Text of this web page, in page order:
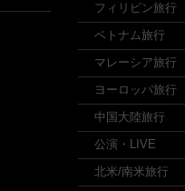
フィリピン旅行
ベトナム旅行
マレーシア旅行
ヨーロッパ旅行
中国大陸旅行
公演・LIVE
北米/南米旅行